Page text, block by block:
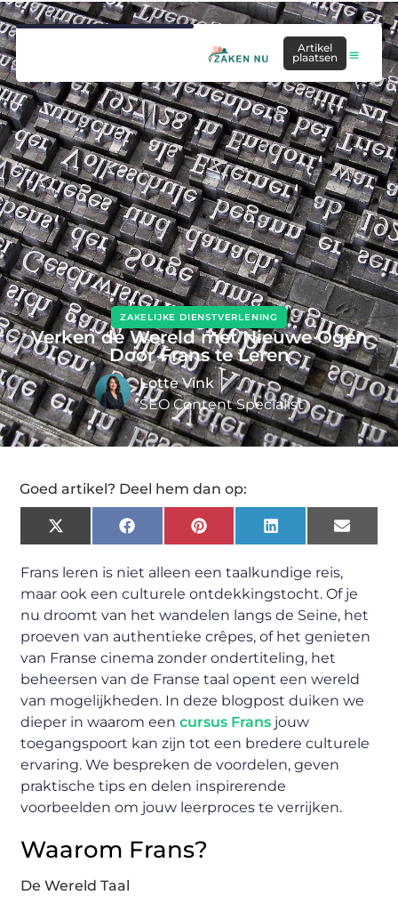
Artikel
plaatsen
ZAKELIJKE DIENSTVERLENING
Verken de Wereld met Nieuwe Ogen
Door Frans te Leren
Lotte Vink
SEO Content Specialist
Goed artikel? Deel hem dan op:
X
(Twitter)
FacebookPinterestLinkedIn Email
Frans leren is niet alleen een taalkundige reis,
maar ook een culturele ontdekkingstocht. Of je
nu droomt van het wandelen langs de Seine, het
proeven van authentieke crêpes, of het genieten
van Franse cinema zonder ondertiteling, het
beheersen van de Franse taal opent een wereld
van mogelijkheden. In deze blogpost duiken we
dieper in waarom een cursus Frans jouw
toegangspoort kan zijn tot een bredere culturele
ervaring. We bespreken de voordelen, geven
praktische tips en delen inspirerende
voorbeelden om jouw leerproces te verrijken.
Waarom Frans?
De Wereld Taal